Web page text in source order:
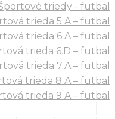
triedy - futbal
trieda 5.A – futbal
trieda 6.A – futbal
trieda 6.D – futbal
trieda 7.A – futbal
trieda 8.A – futbal
trieda 9.A – futbal